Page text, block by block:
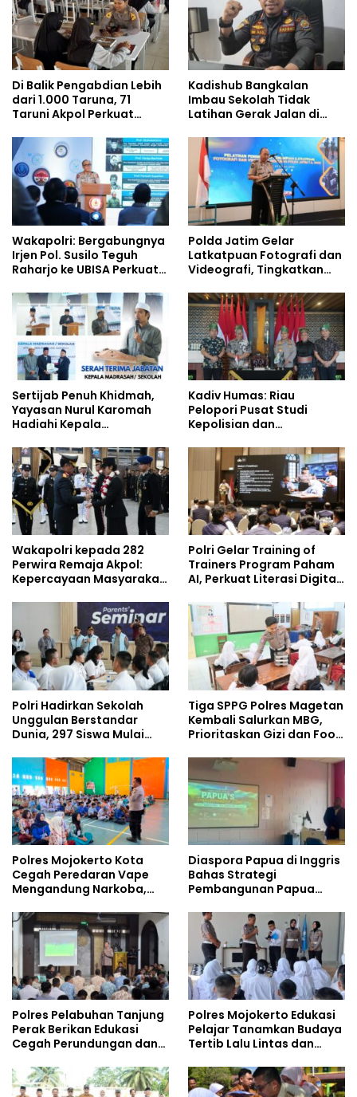
Di Balik Pengabdian Lebih
dari 1.000 Taruna, 71
Taruni Akpol Perkuat
Siswa Sekolah Rakyat
Kadishub Bangkalan
Imbau Sekolah Tidak
Latihan Gerak Jalan di
Wakapolri: Bergabungnya
Irjen Pol. Susilo Teguh
Raharjo ke UBISA Perkuat
Studi Kepolisian
Polda Jatim Gelar
Latkatpuan Fotografi dan
Videografi, Tingkatkan
Era Digital
Sertijab Penuh Khidmah,
Yayasan Nurul Karomah
Hadiahi Kepala
Umrah
Kadiv Humas: Riau
Pelopori Pusat Studi
Kepolisian dan
Policing Masuki Babak
Wakapolri kepada 282
Perwira Remaja Akpol:
Kepercayaan Masyarakat
Polri Gelar Training of
Trainers Program Paham
AI, Perkuat Literasi Digital
Polri Hadirkan Sekolah
Unggulan Berstandar
Dunia, 297 Siswa Mulai
Tiga SPPG Polres Magetan
Kembali Salurkan MBG,
Prioritaskan Gizi dan Food
Polres Mojokerto Kota
Cegah Peredaran Vape
Mengandung Narkoba,
Kalangan Remaja
Diaspora Papua di Inggris
Bahas Strategi
Pembangunan Papua
Doktoral Internasional
Polres Pelabuhan Tanjung
Perak Berikan Edukasi
Cegah Perundungan dan
kepada Pelajar MPLS
Polres Mojokerto Edukasi
Pelajar Tanamkan Budaya
Tertib Lalu Lintas dan